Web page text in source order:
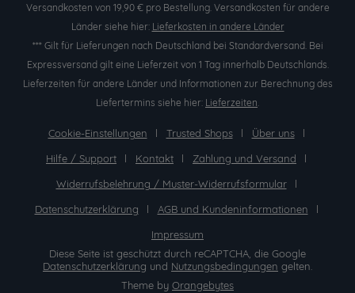
Versandkosten von 19,90 € pro Bestellung. Versandkosten für andere
Länder siehe hier: Lieferkosten in andere Länder
*** Gilt für Lieferungen nach Deutschland bei Standardversand. Bei
Expressversand gilt eine Lieferzeit von 1 Tag innerhalb Deutschlands.
Lieferzeiten für andere Länder und Informationen zur Berechnung des
Liefertermins siehe hier: Lieferzeiten.
Cookie-Einstellungen Trusted Shops
Über uns
Hilfe / Support
Kontakt
Zahlung und Versand
Widerrufsbelehrung / Muster-Widerrufsformular
Datenschutzerklärung
AGB und Kundeninformationen
Impressum
Diese Seite ist geschützt durch reCAPTCHA, die Google
Datenschutzerklärung und Nutzungsbedingungen gelten.
Theme by Orangebytes